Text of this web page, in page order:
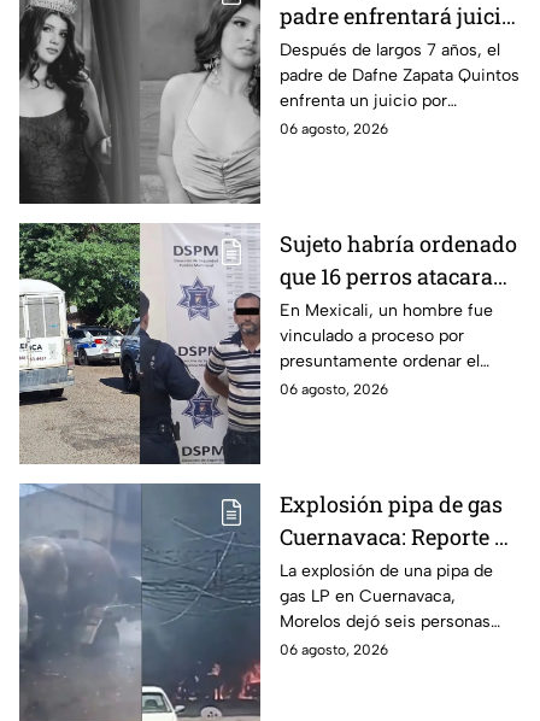
padre enfrentará juicio
por presunto abuso
cometido en 2019 en
Tamaulipas
Después de largos 7 años, el
padre de Dafne Zapata Quintos
enfrenta un juicio por
presuntamente abusar de la
06 agosto, 2026
Sujeto habría ordenado
que 16 perros atacaran
a su hermana con
discapacidad en
Mexicali, BC
En Mexicali, un hombre fue
vinculado a proceso por
presuntamente ordenar el
ataque de 16 perros contra su
06 agosto, 2026
Explosión pipa de gas
Cuernavaca: Reporte de
víctimas tras estallido
en Morelos
La explosión de una pipa de
gas LP en Cuernavaca,
Morelos dejó seis personas
hospitalizadas. IMSS informó
06 agosto, 2026